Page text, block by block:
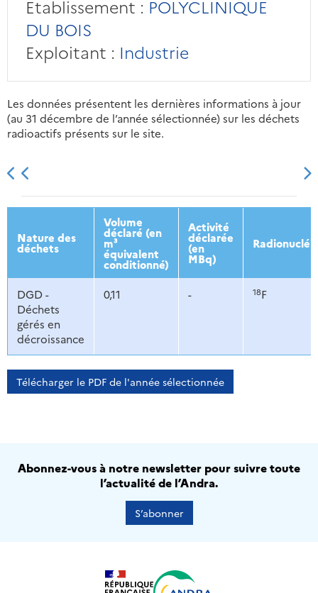
Etablissement : POLYCLINIQUE
DU BOIS
Exploitant : Industrie
Les données présentent les dernières informations à jour
(au 31 décembre de l’année sélectionnée) sur les déchets
radioactifs présents sur le site.
2013 2014 2015 2016
Nature des
déchets
Volume
déclaré (en
m³
équivalent
conditionné)
Activité
déclarée
(en
MBq)
DGD -
Déchets
gérés en
décroissance
0,11 - 18F
Télécharger le PDF de l'année sélectionnée
Abonnez-vous à notre newsletter pour suivre toute
l’actualité de l’Andra.
S’abonner